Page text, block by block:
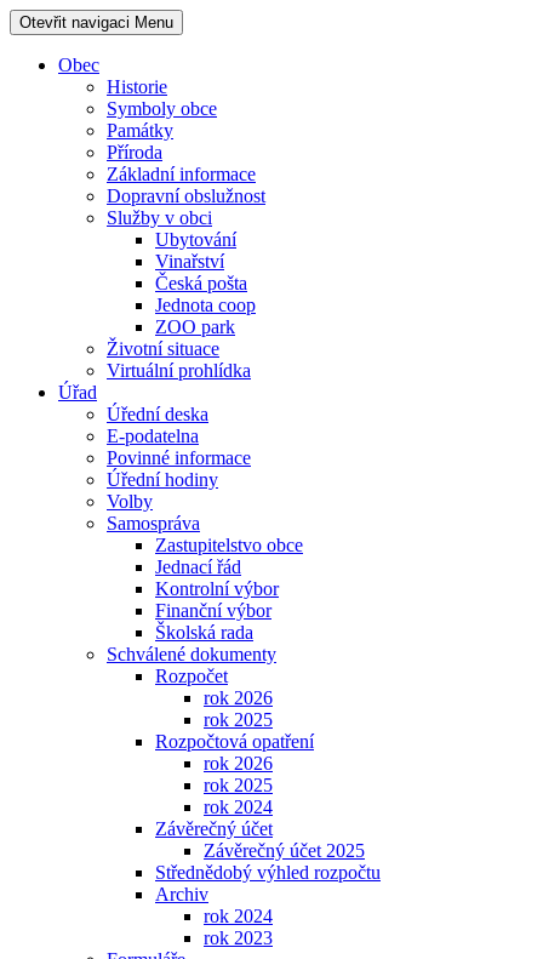
Otevřit navigaci Menu
Obec
Historie
Symboly obce
Památky
Příroda
Základní informace
Dopravní obslužnost
Služby v obci
Ubytování
Vinařství
Česká pošta
Jednota coop
ZOO park
Životní situace
Virtuální prohlídka
Úřad
Úřední deska
E-podatelna
Povinné informace
Úřední hodiny
Volby
Samospráva
Zastupitelstvo obce
Jednací řád
Kontrolní výbor
Finanční výbor
Školská rada
Schválené dokumenty
Rozpočet
rok 2026
rok 2025
Rozpočtová opatření
rok 2026
rok 2025
rok 2024
Závěrečný účet
Závěrečný účet 2025
Střednědobý výhled rozpočtu
Archiv
rok 2024
rok 2023